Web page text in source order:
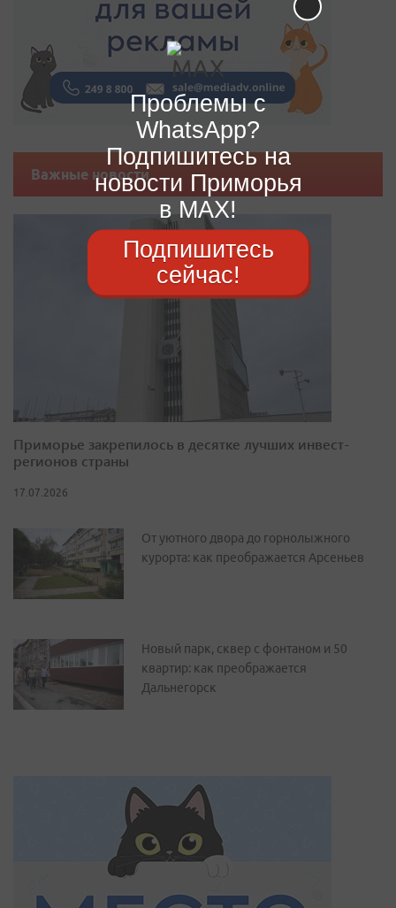
Важные новости
Приморье закрепилось в десятке лучших инвест-
регионов страны
17.07.2026
От уютного двора до горнолыжного
курорта: как преображается Арсеньев
Новый парк, сквер с фонтаном и 50
квартир: как преображается
Дальнегорск
Проблемы с
WhatsApp?
Подпишитесь на
новости Приморья
в MAX!
Подпишитесь
сейчас!